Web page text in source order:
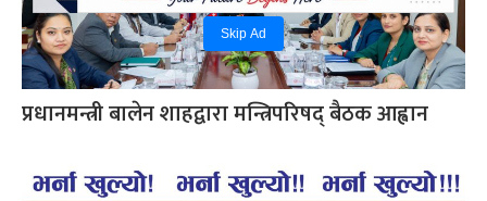
Skip Ad
प्रधानमन्त्री बालेन शाहद्वारा मन्त्रिपरिषद् बैठक आह्वान